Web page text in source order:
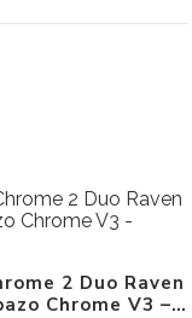
2 Duo Raven
Chrome V3 –